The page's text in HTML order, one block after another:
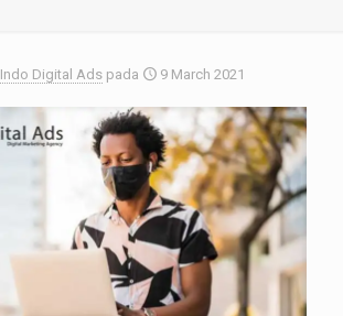
Indo Digital Ads pada 9 March 2021